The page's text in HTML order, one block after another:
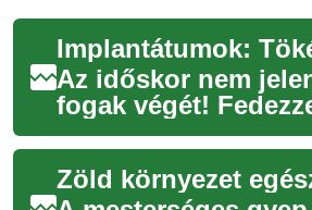
Az időskor nem
fogak végét!
hogyan adhatják
fogászati
önbizalmát és ...
Zöld környezet